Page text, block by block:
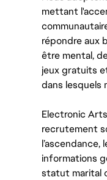
mettant
répondre aux
être mental,
jeux gratuits
dans lesquels
Electronic
recrutement
l’ascendance,
informations
statut marital